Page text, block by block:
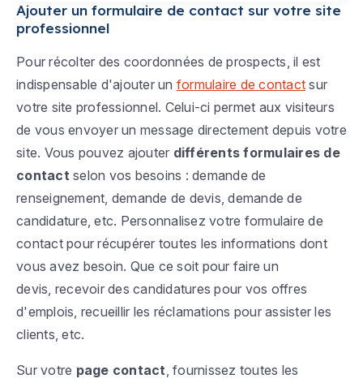
Ajouter un formulaire de contact sur votre site
professionnel
Pour récolter des coordonnées de prospects, il est
indispensable d'ajouter un formulaire de contact sur
votre site professionnel. Celui-ci permet aux visiteurs
de vous envoyer un message directement depuis votre
site. Vous pouvez ajouter différents formulaires de
contact selon vos besoins : demande de
renseignement, demande de devis, demande de
candidature, etc. Personnalisez votre formulaire de
contact pour récupérer toutes les informations dont
vous avez besoin. Que ce soit pour faire un
devis, recevoir des candidatures pour vos offres
d'emplois, recueillir les réclamations pour assister les
clients, etc.
Sur votre page contact , fournissez toutes les